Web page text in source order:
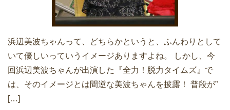
浜辺美波ちゃんって、どちらかというと、ふんわりとして
いて優しいっていうイメージありますよね。 しかし、今
回浜辺美波ちゃんが出演した『全力！脱力タイムズ』で
は、そのイメージとは間逆な美波ちゃんを披露！ 普段が”
[…]